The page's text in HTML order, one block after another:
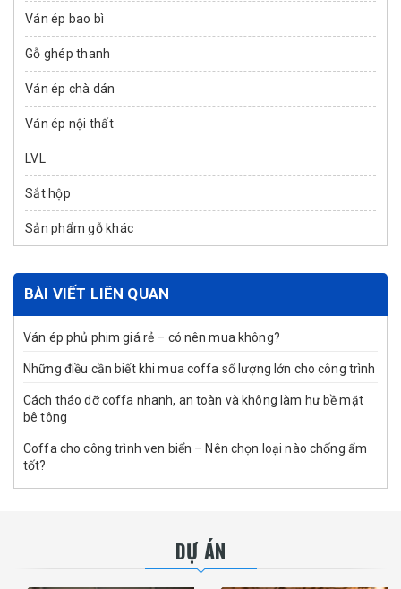
Ván ép bao bì
Gỗ ghép thanh
Ván ép chà dán
Ván ép nội thất
LVL
Sắt hộp
Sản phẩm gỗ khác
BÀI VIẾT LIÊN QUAN
Ván ép phủ phim giá rẻ – có nên mua không?
Những điều cần biết khi mua coffa số lượng lớn cho công trình
Cách tháo dỡ coffa nhanh, an toàn và không làm hư bề mặt
bê tông
Coffa cho công trình ven biển – Nên chọn loại nào chống ẩm
tốt?
DỰ ÁN